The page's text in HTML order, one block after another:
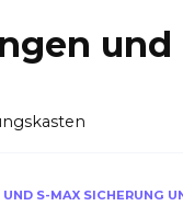
und
S-MAX SICHERUNG